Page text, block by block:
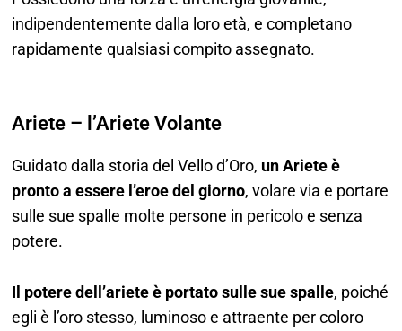
indipendentemente dalla loro età, e completano
rapidamente qualsiasi compito assegnato.
Ariete – l’Ariete Volante
Guidato dalla storia del Vello d’Oro, un Ariete è
pronto a essere l’eroe del giorno, volare via e portare
sulle sue spalle molte persone in pericolo e senza
potere.
Il potere dell’ariete è portato sulle sue spalle, poiché
egli è l’oro stesso, luminoso e attraente per coloro